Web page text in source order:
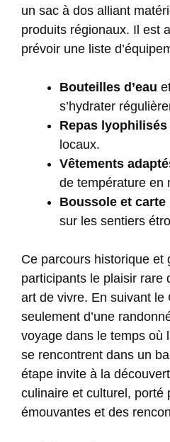
un sac à dos alliant
produits régionaux. Il est
prévoir une liste
Bouteilles d’eau
s’hydrater
Repas lyophilisés
locaux.
Vêtements
de température en
Boussole et carte
sur les sentiers
Ce parcours historique et
participants le plaisir rare
art de vivre. En suivant le
seulement d’une
voyage dans le temps où
se rencontrent dans un
étape invite à la
culinaire et culturel, porté
émouvantes et des